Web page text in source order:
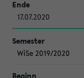
17.07.2020
WiSe 2019/2020